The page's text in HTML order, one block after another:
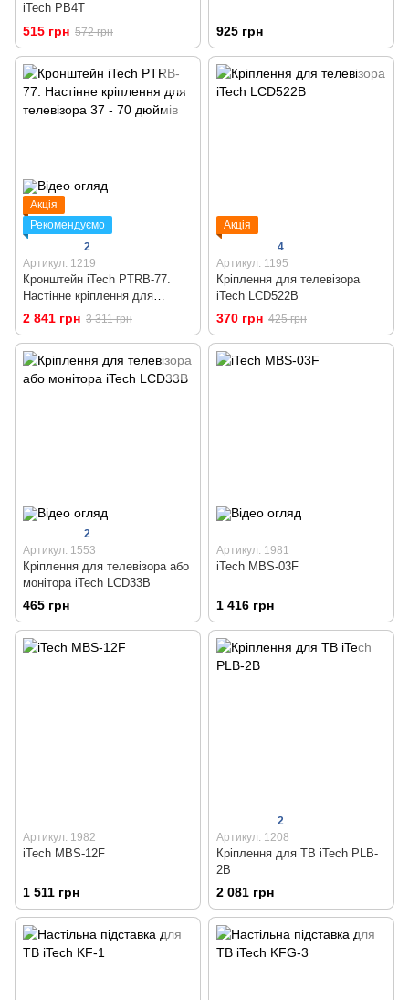
iTech PB4T
515 грн 572 грн 925 грн
Акція
Рекомендуємо
2
Артикул: 1219
Кронштейн iTech PTRB-77.
Настінне кріплення для
телевізора 37 - 70 дюймів
2 841 грн 3 311 грн
Акція
4
Артикул: 1195
Кріплення для телевізора
iTech LCD522B
370 грн 425 грн
2
Артикул: 1553
Кріплення для телевізора або
монітора iTech LCD33B
465 грн
Артикул: 1981
iTech MBS-03F
1 416 грн
Артикул: 1982
iTech MBS-12F
1 511 грн
2
Артикул: 1208
Кріплення для ТВ iTech PLB-
2B
2 081 грн